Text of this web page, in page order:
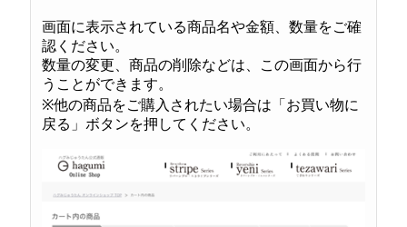
画面に表示されている商品名や金額、数量をご確
認ください。
数量の変更、商品の削除などは、この画面から行
うことができます。
※他の商品をご購入されたい場合は「お買い物に
戻る」ボタンを押してください。